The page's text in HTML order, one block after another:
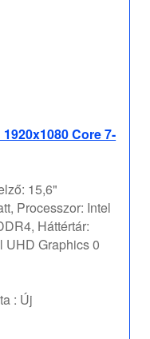
Core 7-
15,6"
Processzor: Intel
Háttértár:
UHD Graphics 0
: Új